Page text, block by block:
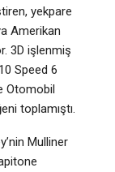
yekpare
Amerikan
3D işlenmiş
Speed 6
Otomobil
toplamıştı.
Mulliner